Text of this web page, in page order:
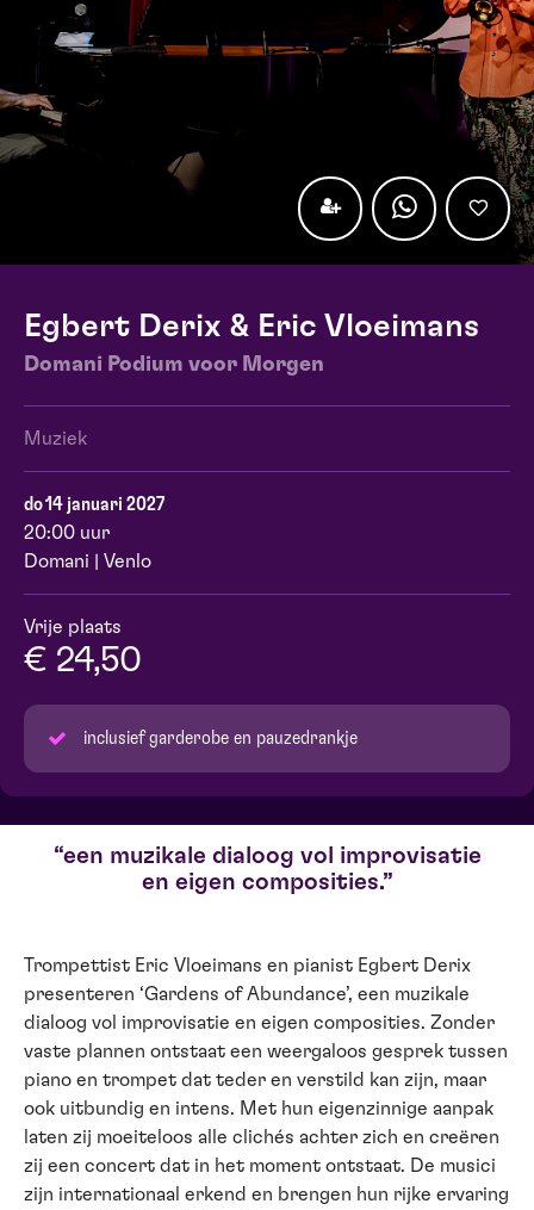
Egbert Derix & Eric Vloeimans
Domani Podium voor Morgen
Muziek
do 14 januari 2027
20:00 uur
Domani | Venlo
Vrije plaats
€ 24,50
inclusief garderobe en pauzedrankje
een muzikale dialoog vol improvisatie
en eigen composities.
Trompettist Eric Vloeimans en pianist Egbert Derix
presenteren ‘Gardens of Abundance’, een muzikale
dialoog vol improvisatie en eigen composities. Zonder
vaste plannen ontstaat een weergaloos gesprek tussen
piano en trompet dat teder en verstild kan zijn, maar
ook uitbundig en intens. Met hun eigenzinnige aanpak
laten zij moeiteloos alle clichés achter zich en creëren
zij een concert dat in het moment ontstaat. De musici
zijn internationaal erkend en brengen hun rijke ervaring